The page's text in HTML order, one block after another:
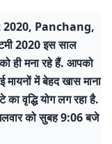
Panchang,
2020 इस साल
ही मना रहे हैं. आपको
में बेहद खास माना
वृद्धि योग लग रहा है.
को सुबह 9:06 बजे